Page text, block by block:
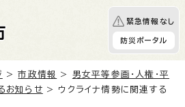
緊急情報なし
防災ポータル
>市政情報 > 男女平等参画・人権・平
お知らせ > ウクライナ情勢に関連する